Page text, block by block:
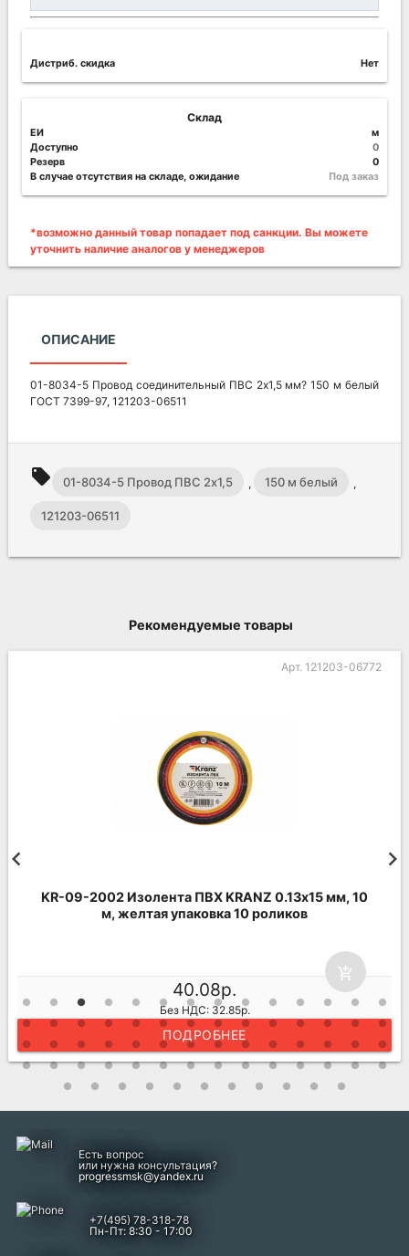
Дистриб. скидка Нет
Склад
ЕИ
м
Доступно
0
Резерв
0
В случае отсутствия на складе, ожидание
Под заказ
*возможно данный товар попадает под санкции. Вы можете
уточнить наличие аналогов у менеджеров
ОПИСАНИЕ
01-8034-5 Провод соединительный ПВС 2х1,5 мм? 150 м белый
ГОСТ 7399-97, 121203-06511
local_offer 01-8034-5 Провод ПВС 2х1,5 , 150 м белый ,
121203-06511
Рекомендуемые товары
Арт. 121203-06772
KR-09-2002 Изолента ПВХ KRANZ 0.13х15 мм, 10
м, желтая упаковка 10 роликов
add_shopping_cart
40.08р.
Без НДС: 32.85р.
ПОДРОБНЕЕ
Есть вопрос
или нужна консультация?
progressmsk@yandex.ru
+7(495) 78-318-78
Пн-Пт: 8:30 - 17:00